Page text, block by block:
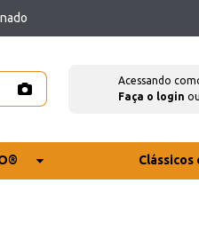
Acessando
Faça o login ou